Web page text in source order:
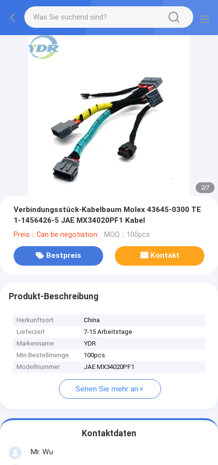
2/7
Verbindungsstück-Kabelbaum Molex 43645-0300 TE
1-1456426-5 JAE MX34020PF1 Kabel
Preis：Can be negotiation MOQ：100pcs
Bestpreis Kontakt
Produkt-Beschreibung
Herkunftsort
China
Lieferzeit
7-15 Arbeitstage
Markenname
YDR
Min Bestellmenge
100pcs
Modellnummer
JAE MX34020PF1
Sehen Sie mehr an
Kontaktdaten
Mr. Wu